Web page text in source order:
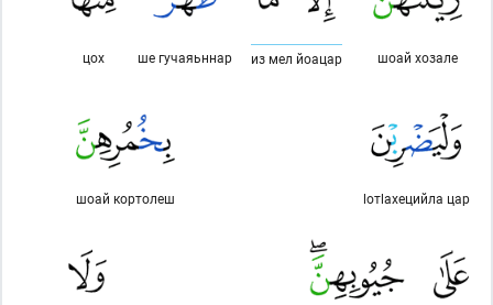
шоай хозале
из мел йоацар
ше гучаяьннар
цох
lотlахецийла цар
шоай кортолеш